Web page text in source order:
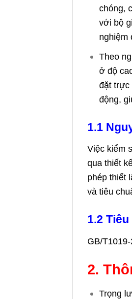
chóng,
với bộ
nghiệm
Theo
ở độ
đặt trực
động,
1.1
Việc kiểm
qua thiết
phép thiết
và tiêu
1.2
GB/
2.
Trọng